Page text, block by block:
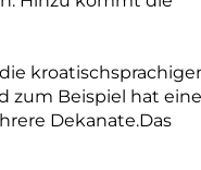
zum Beispiel hat
Dekanate.Das